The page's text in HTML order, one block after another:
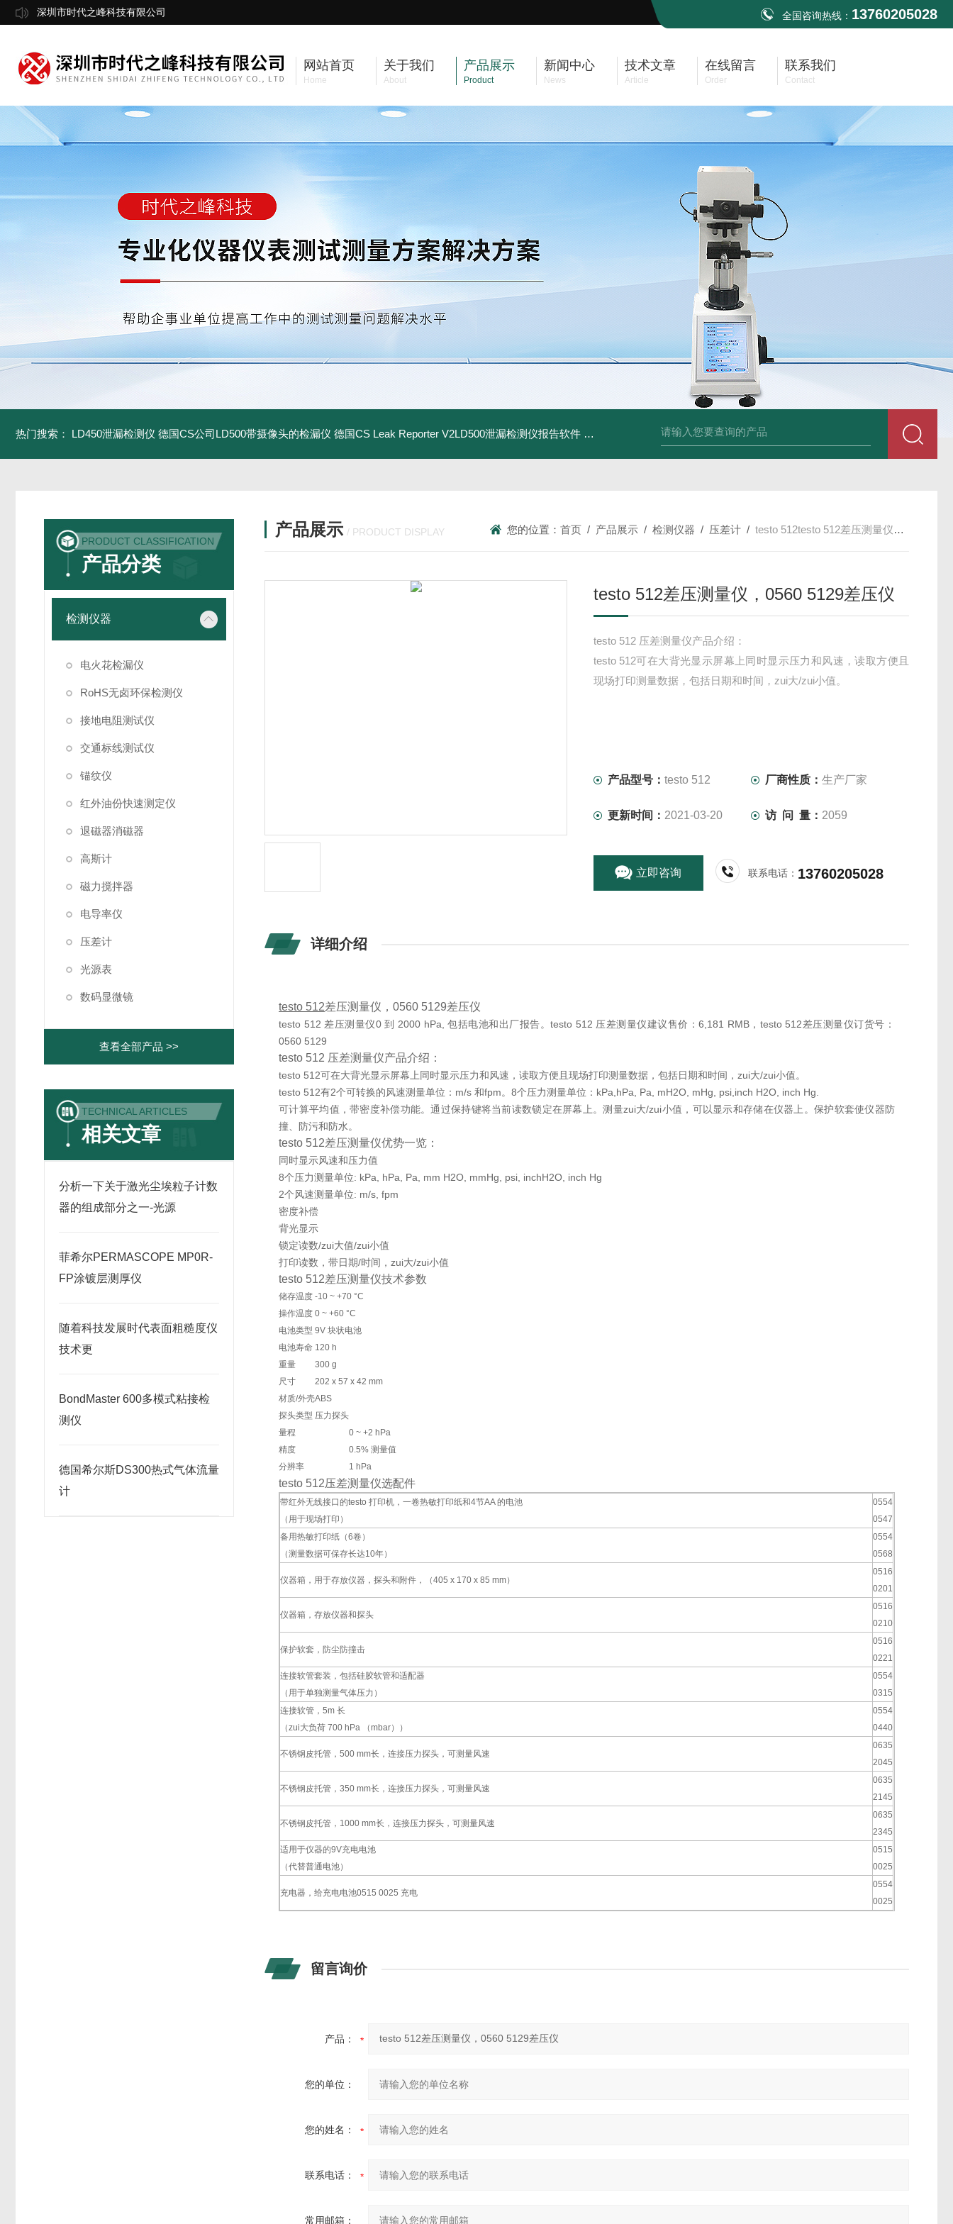
深圳市时代之峰科技有限公司 全国咨询热线： 13760205028
网站首页
Home
关于我们
About
产品展示
Product
新闻中心
News
技术文章
Article
在线留言
Order
联系我们
Contact
热门搜索： LD450泄漏检测仪 德国CS公司LD500带摄像头的检漏仪 德国CS Leak Reporter V2LD500泄漏检测仪报告软件 UltraCam LD500德国CS公司声学泄漏摄像机检测仪 德国美翠Metrel MI2088
PRODUCT CLASSIFICATION
产品分类
检测仪器
电火花检漏仪
RoHS无卤环保检测仪
接地电阻测试仪
交通标线测试仪
锚纹仪
红外油份快速测定仪
退磁器消磁器
高斯计
磁力搅拌器
电导率仪
压差计
光源表
数码显微镜
查看全部产品 >>
TECHNICAL ARTICLES
相关文章
分析一下关于激光尘埃粒子计数
器的组成部分之一-光源
菲希尔PERMASCOPE MP0R-
FP涂镀层测厚仪
随着科技发展时代表面粗糙度仪
技术更
BondMaster 600多模式粘接检
测仪
德国希尔斯DS300热式气体流量
计
产品展示 / PRODUCT DISPLAY 您的位置：首页 / 产品展示 /检测仪器 / 压差计 /testo 512testo 512差压测量仪，0560 5129差压仪
testo 512差压测量仪，0560 5129差压仪
testo 512 压差测量仪产品介绍：
testo 512可在大背光显示屏幕上同时显示压力和风速，读取方便且
现场打印测量数据，包括日期和时间，zui大/zui小值。
产品型号： testo 512 厂商性质：生产厂家
更新时间： 2021-03-20 访 问 量： 2059
立即咨询 联系电话： 13760205028
详细介绍
testo 512差压测量仪，0560 5129差压仪
testo 512 差压测量仪0 到 2000 hPa, 包括电池和出厂报告。testo 512 压差测量仪建议售价：6,181 RMB，testo 512差压测量仪订货号：
0560 5129
testo 512 压差测量仪产品介绍：
testo 512可在大背光显示屏幕上同时显示压力和风速，读取方便且现场打印测量数据，包括日期和时间，zui大/zui小值。
testo 512有2个可转换的风速测量单位：m/s 和fpm。8个压力测量单位：kPa,hPa, Pa, mH2O, mHg, psi,inch H2O, inch Hg.
可计算平均值，带密度补偿功能。通过保持键将当前读数锁定在屏幕上。测量zui大/zui小值，可以显示和存储在仪器上。保护软套使仪器防
撞、防污和防水。
testo 512差压测量仪优势一览：
同时显示风速和压力值
8个压力测量单位: kPa, hPa, Pa, mm H2O, mmHg, psi, inchH2O, inch Hg
2个风速测量单位: m/s, fpm
密度补偿
背光显示
锁定读数/zui大值/zui小值
打印读数，带日期/时间，zui大/zui小值
testo 512差压测量仪技术参数
储存温度 -10 ~ +70 °C
操作温度 0 ~ +60 °C
电池类型 9V 块状电池
电池寿命 120 h
重量
300 g
尺寸
202 x 57 x 42 mm
材质/外壳ABS
探头类型 压力探头
量程
0 ~ +2 hPa
精度
0.5% 测量值
分辨率
1 hPa
testo 512压差测量仪选配件
带红外无线接口的testo 打印机，一卷热敏打印纸和4节AA 的电池
（用于现场打印）
0554
0547
备用热敏打印纸（6卷）
（测量数据可保存长达10年）
0554
0568
仪器箱，用于存放仪器，探头和附件，（405 x 170 x 85 mm）
0516
0201
仪器箱，存放仪器和探头
0516
0210
保护软套，防尘防撞击
0516
0221
连接软管套装，包括硅胶软管和适配器
（用于单独测量气体压力）
0554
0315
连接软管，5m 长
（zui大负荷 700 hPa （mbar））
0554
0440
不锈钢皮托管，500 mm长，连接压力探头，可测量风速
0635
2045
不锈钢皮托管，350 mm长，连接压力探头，可测量风速
0635
2145
不锈钢皮托管，1000 mm长，连接压力探头，可测量风速
0635
2345
适用于仪器的9V充电电池
（代替普通电池）
0515
0025
充电器，给充电电池0515 0025 充电
0554
0025
留言询价
产品：
您的单位：
您的姓名：
联系电话：
常用邮箱：